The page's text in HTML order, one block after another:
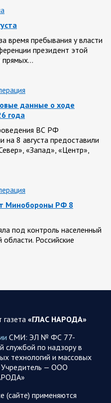
время пребывания у власти
президент этой
прямых…
данные о ходе
года
ВС РФ
на 8 августа предоставили
«Запад», «Центр»,
Минобороны РФ 8
под контроль населенный
Российские
противника насчитал
В Киеве…
ночью над 15 субъектами
«ГЛАС НАРОДА»
СМИ: ЭЛ № ФС 77-
по надзору в
технологий и массовых
Учредитель — ООО
(сайте) применяются